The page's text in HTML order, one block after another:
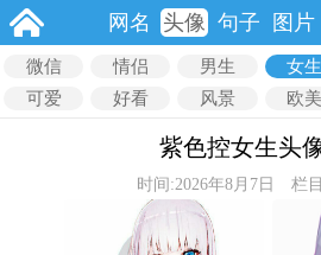
网名 头像 句子 图片
微信 情侣 男生 女生
可爱
好看 风景 欧美
紫色控女生头
时间:2026年8月7日 栏